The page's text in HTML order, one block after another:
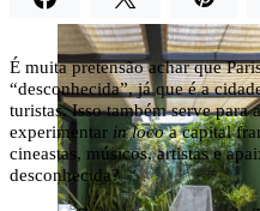
É muita pretensão achar que
“desconhecida”, já que é a
turistas. Isso também serve para
experimentar in locoa capital
cineastas, músicos, artistas e
desconhecida?